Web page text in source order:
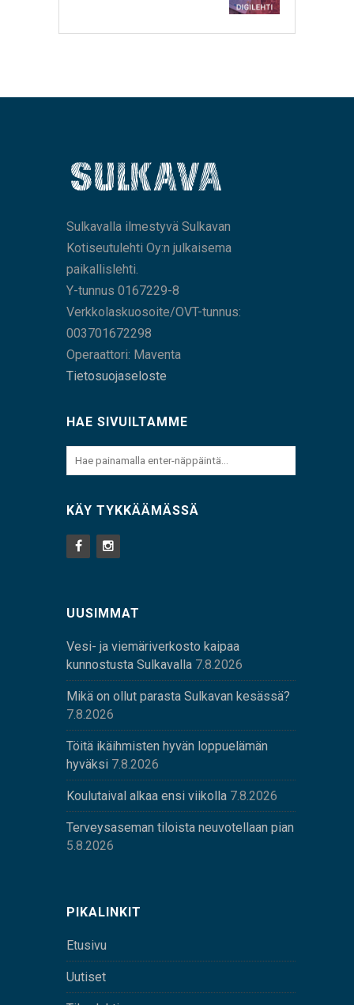
Sulkavalla ilmestyvä Sulkavan
Kotiseutulehti Oy:n julkaisema
paikallislehti.
Y-tunnus 0167229-8
Verkkolaskuosoite/OVT-tunnus:
003701672298
Operaattori: Maventa
Tietosuojaseloste
HAE SIVUILTAMME
KÄY TYKKÄÄMÄSSÄ
UUSIMMAT
Vesi- ja viemäriverkosto kaipaa
kunnostusta Sulkavalla 7.8.2026
Mikä on ollut parasta Sulkavan kesässä?
7.8.2026
Töitä ikäihmisten hyvän loppuelämän
hyväksi 7.8.2026
Koulutaival alkaa ensi viikolla 7.8.2026
Terveysaseman tiloista neuvotellaan pian
5.8.2026
PIKALINKIT
Etusivu
Uutiset